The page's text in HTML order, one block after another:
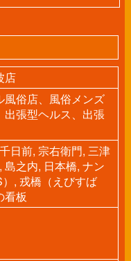
店
風俗店、風俗メンズ
出張型ヘルス、出張
日前, 宗右衛門, 三津
之内, 日本橋, ナン
, 戎橋（えびすば
看板